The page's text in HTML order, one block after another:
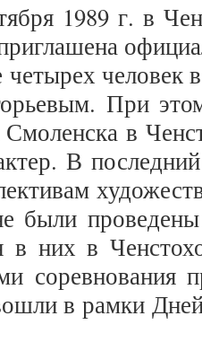
1989 г. в
четырех человек
При
в
В
были
в них в
соревнования
в рамки